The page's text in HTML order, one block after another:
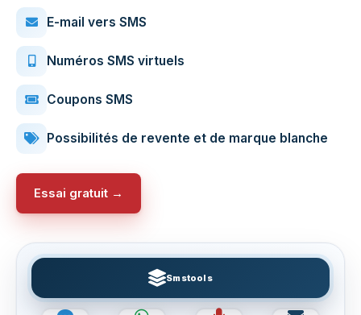
E-mail vers SMS
Numéros SMS virtuels
Coupons SMS
Possibilités de revente et de marque blanche
Essai gratuit →
Smstools